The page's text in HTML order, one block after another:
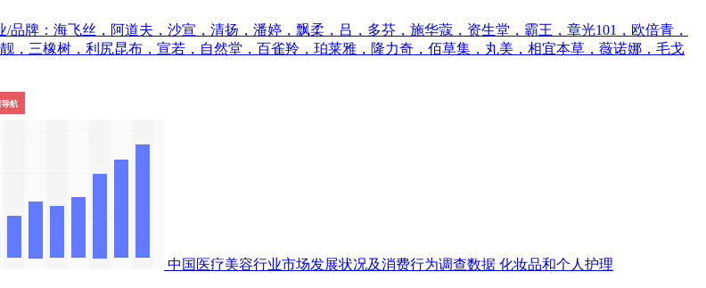
牌：海飞丝，阿道夫，沙宣，清扬，潘婷，飘柔，吕，多芬，施华蔻，资生堂，霸王，章光101，欧倍青，
三橡树，利尻昆布，宣若，自然堂，百雀羚，珀莱雅，隆力奇，佰草集，丸美，相宜本草，薇诺娜，毛戈
中国医疗美容行业市场发展状况及消费行为调查数据 化妆品和个人护理